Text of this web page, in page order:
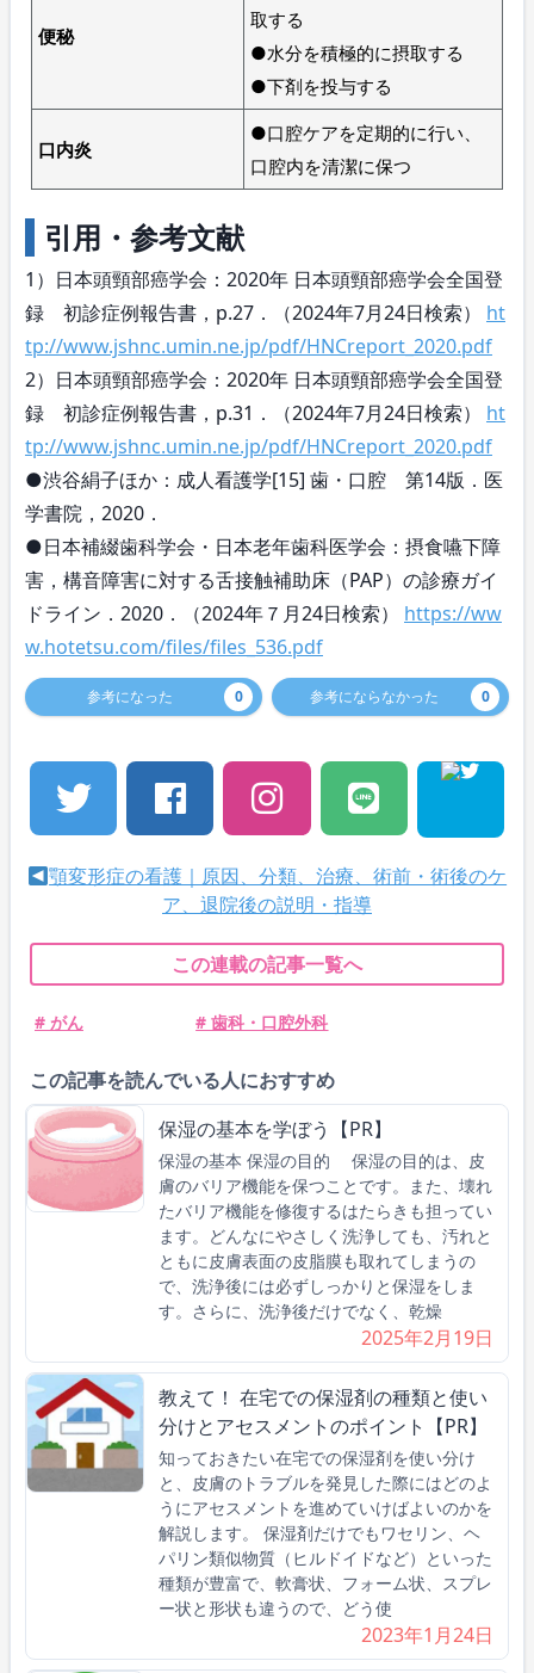
便秘
取する
●水分を積極的に摂取する
●下剤を投与する
口内炎
●口腔ケアを定期的に行い、
口腔内を清潔に保つ
引用・参考文献
1）日本頭頸部癌学会：2020年 日本頭頸部癌学会全国登
録 初診症例報告書，p.27．（2024年7月24日検索） ht
tp://www.jshnc.umin.ne.jp/pdf/HNCreport_2020.pdf
2）日本頭頸部癌学会：2020年 日本頭頸部癌学会全国登
録 初診症例報告書，p.31．（2024年7月24日検索） ht
tp://www.jshnc.umin.ne.jp/pdf/HNCreport_2020.pdf
●渋谷絹子ほか：成人看護学[15] 歯・口腔 第14版．医
学書院，2020．
●日本補綴歯科学会・日本老年歯科医学会：摂食嚥下障
害，構音障害に対する舌接触補助床（PAP）の診療ガイ
ドライン．2020．（2024年７月24日検索） https://ww
w.hotetsu.com/files/files_536.pdf
参考になった 0 参考にならなかった 0
顎変形症の看護｜原因、分類、治療、術前・術後のケ
ア、退院後の説明・指導
この連載の記事一覧へ
# がん # 歯科・口腔外科
この記事を読んでいる人におすすめ
保湿の基本を学ぼう【PR】
保湿の基本 保湿の目的 保湿の目的は、皮
膚のバリア機能を保つことです。また、壊れ
たバリア機能を修復するはたらきも担ってい
ます。どんなにやさしく洗浄しても、汚れと
ともに皮膚表面の皮脂膜も取れてしまうの
で、洗浄後には必ずしっかりと保湿をしま
す。さらに、洗浄後だけでなく、乾燥
2025年2月19日
教えて！ 在宅での保湿剤の種類と使い
分けとアセスメントのポイント【PR】
知っておきたい在宅での保湿剤を使い分け
と、皮膚のトラブルを発見した際にはどのよ
うにアセスメントを進めていけばよいのかを
解説します。 保湿剤だけでもワセリン、ヘ
パリン類似物質（ヒルドイドなど）といった
種類が豊富で、軟膏状、フォーム状、スプレ
ー状と形状も違うので、どう使
2023年1月24日